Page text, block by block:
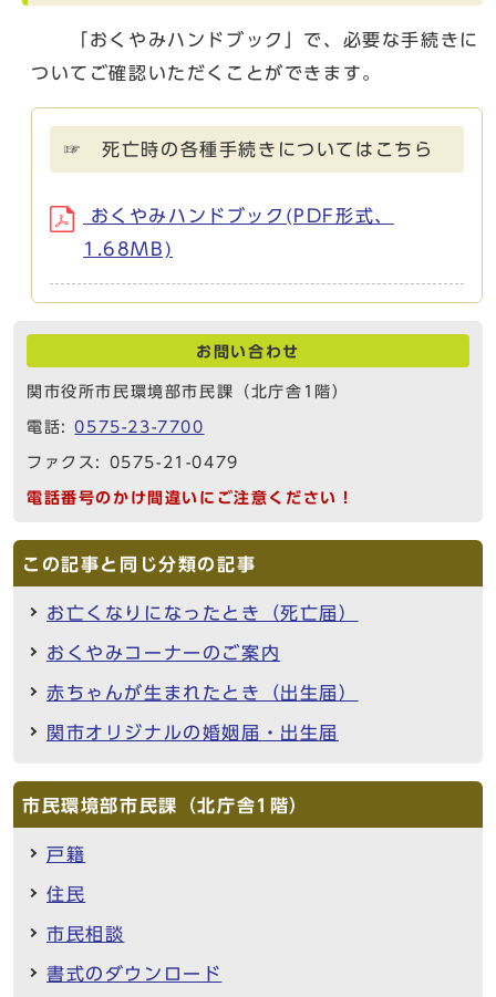
「おくやみハンドブック」で、必要な手続きに
ついてご確認いただくことができます。
☞ 死亡時の各種手続きについてはこちら
おくやみハンドブック(PDF形式、
1.68MB)
お問い合わせ
関市役所市民環境部市民課（北庁舎1階）
電話:0575-23-7700
ファクス: 0575-21-0479
電話番号のかけ間違いにご注意ください！
この記事と同じ分類の記事
お亡くなりになったとき（死亡届）
おくやみコーナーのご案内
赤ちゃんが生まれたとき（出生届）
関市オリジナルの婚姻届・出生届
市民環境部市民課（北庁舎1階）
戸籍
住民
市民相談
書式のダウンロード